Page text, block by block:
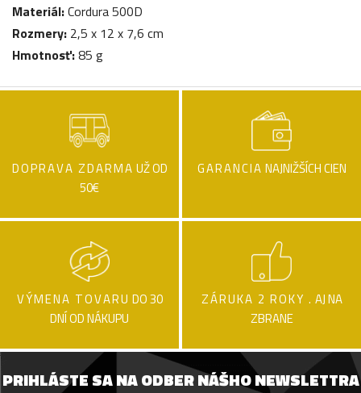
Materiál:Cordura 500D
Rozmery: 2,5 x 12 x 7,6 cm
Hmotnosť:85 g
DOPRAVA ZDARMA UŽ OD
50€
GARANCIA NAJNIŽŠÍCH CIEN
VÝMENA TOVARU DO 30
DNÍ OD NÁKUPU
ZÁRUKA 2 ROKY . AJ NA
ZBRANE
PRIHLÁSTE SA NA ODBER NÁŠHO NEWSLETTRA